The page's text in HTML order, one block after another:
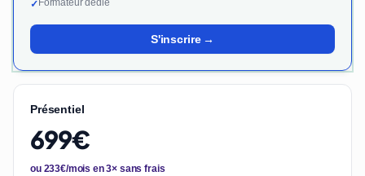
✓
S'inscrire →
Présentiel
699€
ou 233€/mois en 3× sans frais